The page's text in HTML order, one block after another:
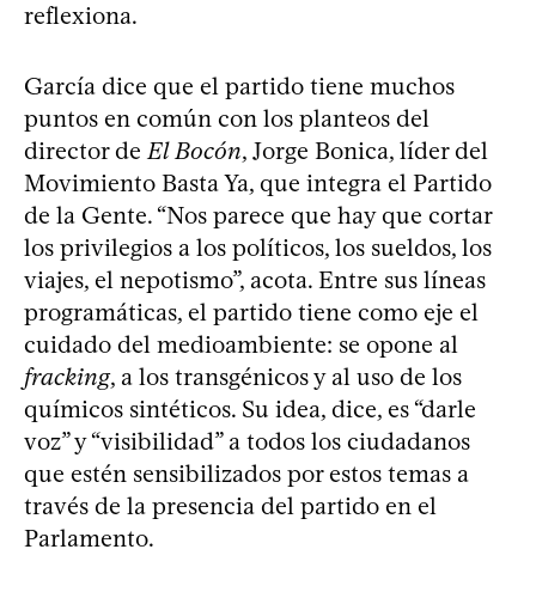
reflexiona.
García dice que el partido tiene muchos
puntos en común con los planteos del
director deEl Bocón, Jorge Bonica, líder del
Movimiento Basta Ya, que integra el Partido
de la Gente. “Nos parece que hay que cortar
los privilegios a los políticos, los sueldos, los
viajes, el nepotismo”, acota. Entre sus líneas
programáticas, el partido tiene como eje el
cuidado del medioambiente: se opone al
fracking, a los transgénicos y al uso de los
químicos sintéticos. Su idea, dice, es “darle
voz” y “visibilidad” a todos los ciudadanos
que estén sensibilizados por estos temas a
través de la presencia del partido en el
Parlamento.